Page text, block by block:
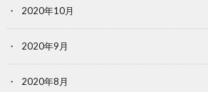
2020年10月
2020年9月
2020年8月